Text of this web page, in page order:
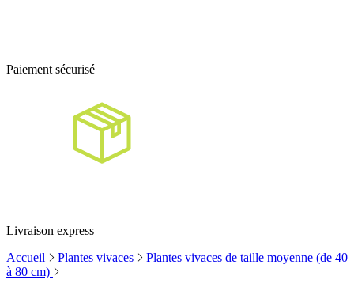
Paiement sécurisé
Livraison express
Accueil
Plantes vivaces
Plantes vivaces de taille moyenne (de 40
à 80 cm)